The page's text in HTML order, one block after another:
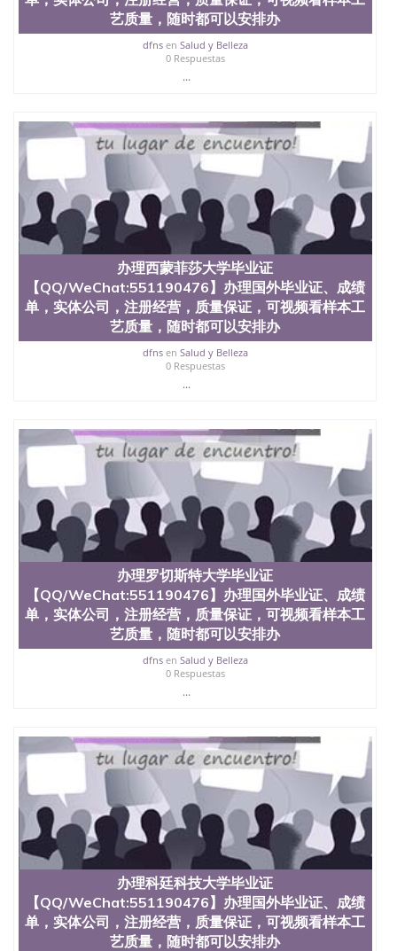
University）圣何塞州立大学成绩单（ San Jose State
University）圣何塞州立大学成绩单（San Jose State
University）成绩单圣何塞州立大学文凭（San Jose
State University）圣何塞州立大学（San Jose State
University）圣何塞州立大学文凭（San Jose State
University）圣何塞州立大学文凭（San Jose State
University）文凭圣何塞州立大学文凭（San Jose
State University）圣何塞州立大学学历（ San Jose
State University）圣何塞州立大学学历（San Jose
State University）圣何塞州立大学学历（San Jose
State University）圣 塞州立大学学历（San Jose
State University）圣何塞州立大学（San Jose State
University）圣何塞州立大学（San Jose State
University）圣何塞州立大学（San Jose State
University）圣何塞州立大学（San Jose State
University）圣何塞州立大学学位证（San Jose State
University）圣何塞州立大学学位证（San Jose State
University）圣何塞州立大学学位证（San Jose State
University）圣何塞州立大学（San Jose State
University）圣何塞州立大学（San Jose State
University）圣何塞州立大学（San Jose State
University）圣何塞州立大学学位证（San Jose State
University）圣何塞州立大学学位证（San Jose State
University）圣何塞州立大学结业证（San Jose State
University）圣何塞州立大学结业证（San Jose State
University）圣何塞州立大学结业证（San Jose State
University）圣何塞州立大学学位证（San Jose State
University）圣何塞州立大学学位证（San Jose State
University）圣何塞州立大学学历证书（San Jose
State University）圣何塞州立大学学历证书（San
Jose State University）圣何塞州立大学学历证书
（San Jose State University）澳洲读书未毕业找人做
文凭学位qq微信551190476澳洲读CQU中央昆士兰大
学学历 绩单购买学位证书/澳洲读本科硕士做文凭/购
买澳洲大学毕业证成绩单假文凭学历
offieUniversityofSouthernQueensland 澳洲读书未毕
业找人做文凭学位qq微信551190476澳洲读CQU中央
昆士兰大学学历成绩单购买学位证书/澳洲读本科硕
理国外毕业证、成绩单，实体公司，注册经营，质量
保证，可视频看样本工艺质量，随时都可以安排办
理，毕业证成绩单，学校，专业，学位，毕业时间都
可以根据客户要求安排办UVa成绩单。线上办理留信
认证（可查）WSE认证，University of Virginia
艺质量，随时都可以安排办
dfnsen Salud y Belleza
0 Respuestas
...
办理西蒙菲莎大学毕业证
【QQ/WeChat:551190476】办理国外毕业证、成绩
单，实体公司，注册经营，质量保证，可视频看样本工
艺质量，随时都可以安排办
dfnsen Salud y Belleza
0 Respuestas
...
办理罗切斯特大学毕业证
【QQ/WeChat:551190476】办理国外毕业证、成绩
单，实体公司，注册经营，质量保证，可视频看样本工
艺质量，随时都可以安排办
dfnsen Salud y Belleza
0 Respuestas
...
办理科廷科技大学毕业证
【QQ/WeChat:551190476】办理国外毕业证、成绩
单，实体公司，注册经营，质量保证，可视频看样本工
艺质量，随时都可以安排办